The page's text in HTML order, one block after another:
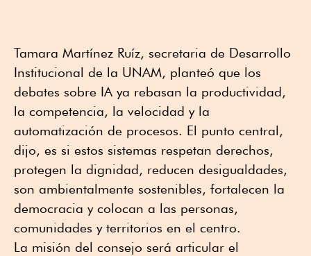
Tamara Martínez Ruíz, secretaria de Desarrollo
Institucional de la UNAM, planteó que los
debates sobre IA ya rebasan la productividad,
la competencia, la velocidad y la
automatización de procesos. El punto central,
dijo, es si estos sistemas respetan derechos,
protegen la dignidad, reducen desigualdades,
son ambientalmente sostenibles, fortalecen la
democracia y colocan a las personas,
comunidades y territorios en el centro.
La misión del consejo será articular el